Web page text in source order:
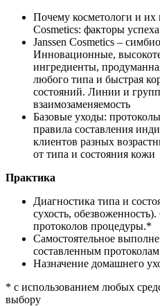
Почему косметологи и их
Cosmetics: факторы
Janssen Cosmetics –
Инновационные,
ингредиенты,
любого типа и быстрая
состояний. Линии и
взаимозаменяемость
Базовые уходы:
правила составления
клиентов разных
от типа и состояния кожи
Практика
Диагностика типа и
сухость,
протоколов процедуры.*
Самостоятельное
составленным протоколам
Назначение домашнего
* с использованием любых
выбору